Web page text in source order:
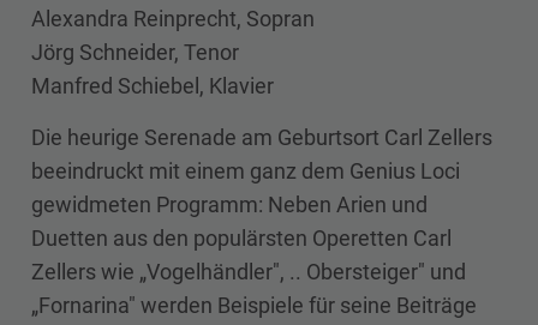
Alexandra Reinprecht, Sopran
Jörg Schneider, Tenor
Manfred Schiebel, Klavier
Die heurige Serenade am Geburtsort Carl Zellers
beeindruckt mit einem ganz dem Genius Loci
gewidmeten Programm: Neben Arien und
Duetten aus den po­pulärsten Operetten Carl
Zellers wie „Vogelhändler", .. Obersteiger" und
„Fornari­na" werden Beispiele für seine Beiträge